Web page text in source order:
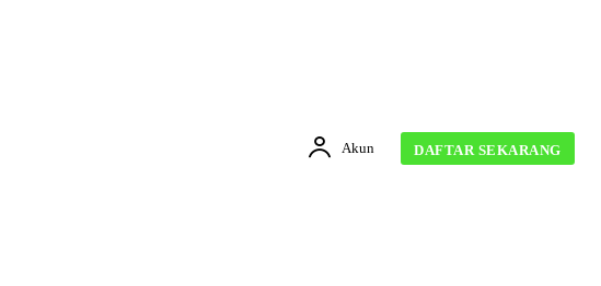
Akun DAFTAR SEKARANG